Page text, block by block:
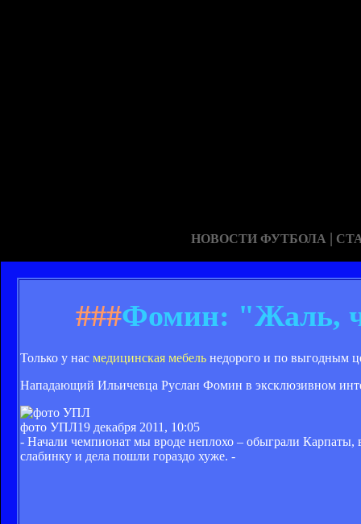
НОВОСТИ ФУТБОЛА |
###Фомин: "Жаль,
Только у нас медицинская мебель недорого и по выгодным
Нападающий Ильичевца Руслан Фомин в эксклюзивном
фото УПЛ19 декабря 2011, 10:05
- Начали чемпионат мы вроде неплохо – обыграли Карпаты,
слабинку и дела пошли гораздо хуже. -